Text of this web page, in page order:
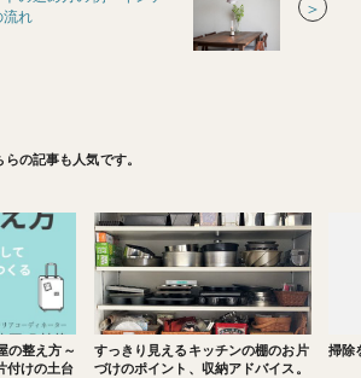
流れ
＞
らの記事も人気です。
の整え方～
付けの土台
すっきり見えるキッチンの棚のお片
づけのポイント、収納アドバイス。
掃除